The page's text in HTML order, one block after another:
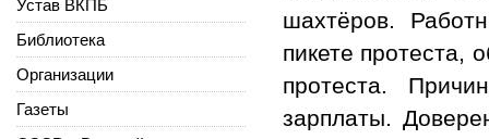
шахтёров.
пикете протеста,
протеста.
зарплаты.
Устав ВКПБ
Библиотека
Организации
Газеты